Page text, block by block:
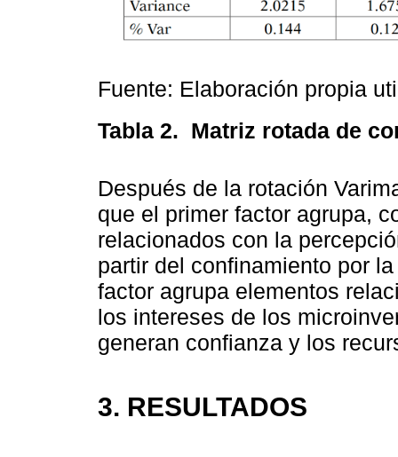
Fuente: Elaboración propia
Tabla 2. Matriz rotada de
Después de la rotación
que el primer factor agrupa,
relacionados con la
partir del confinamiento por
factor agrupa elementos
los intereses de los
generan confianza y los
3. RESULTADOS